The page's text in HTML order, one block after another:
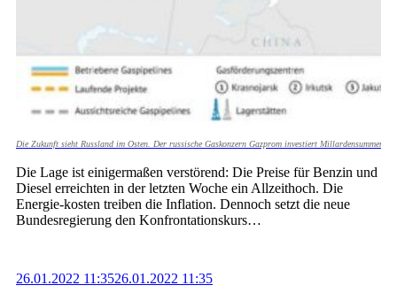
Die Zukunft sieht Russland im Osten. Der russische Gaskonzern Gazprom investiert Millardensummen
Die Lage ist einigermaßen verstörend: Die Preise für Benzin und
Diesel erreichten in der letzten Woche ein Allzeithoch. Die
Energie-kosten treiben die Inflation. Dennoch setzt die neue
Bundesregierung den Konfrontationskurs…
26.01.2022 11:3526.01.2022 11:35